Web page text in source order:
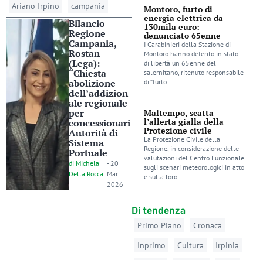
Ariano Irpino
campania
Bilancio
Regione
Campania,
Rostan
(Lega):
“Chiesta
abolizione
dell’addizion
ale regionale
per
concessionari
Autorità di
Sistema
Portuale
di Michela
Della Rocca
- 20
Mar
2026
Montoro, furto di
energia elettrica da
130mila euro:
denunciato 65enne
I Carabinieri della Stazione di
Montoro hanno deferito in stato
di libertà un 65enne del
salernitano, ritenuto responsabile
di “furto…
Maltempo, scatta
l’allerta gialla della
Protezione civile
La Protezione Civile della
Regione, in considerazione delle
valutazioni del Centro Funzionale
sugli scenari meteorologici in atto
e sulla loro…
Di tendenza
Primo Piano
Cronaca
Inprimo
Cultura
Irpinia